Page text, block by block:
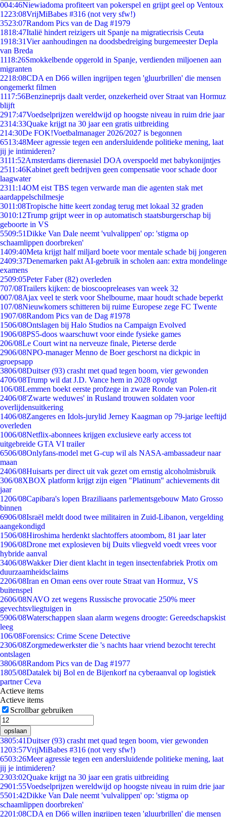
004:46Niewiadoma profiteert van pokerspel en grijpt geel op Ventoux
1223:08VrijMiBabes #316 (not very sfw!)
3523:07Random Pics van de Dag #1979
1818:47Italië hindert reizigers uit Spanje na migratiecrisis Ceuta
1918:31Vier aanhoudingen na doodsbedreiging burgemeester Depla
van Breda
1118:26Smokkelbende opgerold in Spanje, verdienden miljoenen aan
migranten
2218:08CDA en D66 willen ingrijpen tegen 'gluurbrillen' die mensen
ongemerkt filmen
1117:56Benzineprijs daalt verder, onzekerheid over Straat van Hormuz
blijft
2917:47Voedselprijzen wereldwijd op hoogste niveau in ruim drie jaar
2314:33Quake krijgt na 30 jaar een gratis uitbreiding
214:30De FOK!Voetbalmanager 2026/2027 is begonnen
6513:48Meer agressie tegen een andersluidende politieke mening, laat
jij je intimideren?
3111:52Amsterdams dierenasiel DOA overspoeld met babykonijntjes
2511:46Kabinet geeft bedrijven geen compensatie voor schade door
laagwater
2311:14OM eist TBS tegen verwarde man die agenten stak met
aardappelschilmesje
3011:08Tropische hitte keert zondag terug met lokaal 32 graden
3010:12Trump grijpt weer in op automatisch staatsburgerschap bij
geboorte in VS
5509:51Dikke Van Dale neemt 'vulvalippen' op: 'stigma op
schaamlippen doorbreken'
1409:40Meta krijgt half miljard boete voor mentale schade bij jongeren
2409:37Denemarken pakt AI-gebruik in scholen aan: extra mondelinge
examens
2509:05Peter Faber (82) overleden
707/08Trailers kijken: de bioscoopreleases van week 32
007/08Ajax veel te sterk voor Shelbourne, maar houdt schade beperkt
107/08Nieuwkomers schitteren bij ruime Europese zege FC Twente
1907/08Random Pics van de Dag #1978
1506/08Ontslagen bij Halo Studios na Campaign Evolved
1906/08PS5-doos waarschuwt voor einde fysieke games
206/08Le Court wint na nerveuze finale, Pieterse derde
2906/08NPO-manager Menno de Boer geschorst na dickpic in
groepsapp
3806/08Duitser (93) crasht met quad tegen boom, vier gewonden
4706/08Trump wil dat J.D. Vance hem in 2028 opvolgt
106/08Lemmen boekt eerste profzege in zware Ronde van Polen-rit
2406/08'Zwarte weduwes' in Rusland trouwen soldaten voor
overlijdensuitkering
1406/08Zangeres en Idols-jurylid Jerney Kaagman op 79-jarige leeftijd
overleden
1006/08Netflix-abonnees krijgen exclusieve early access tot
uitgebreide GTA VI trailer
6506/08Onlyfans-model met G-cup wil als NASA-ambassadeur naar
maan
2406/08Huisarts per direct uit vak gezet om ernstig alcoholmisbruik
306/08XBOX platform krijgt zijn eigen "Platinum" achievements dit
jaar
1206/08Capibara's lopen Braziliaans parlementsgebouw Mato Grosso
binnen
6906/08Israël meldt dood twee militairen in Zuid-Libanon, vergelding
aangekondigd
1506/08Hiroshima herdenkt slachtoffers atoombom, 81 jaar later
1906/08Drone met explosieven bij Duits vliegveld voedt vrees voor
hybride aanval
3406/08Wakker Dier dient klacht in tegen insectenfabriek Protix om
duurzaamheidsclaims
2206/08Iran en Oman eens over route Straat van Hormuz, VS
buitenspel
2606/08NAVO zet wegens Russische provocatie 250% meer
gevechtsvliegtuigen in
5906/08Waterschappen slaan alarm wegens droogte: Gereedschapskist
leeg
106/08Forensics: Crime Scene Detective
2306/08Zorgmedewerkster die 's nachts haar vriend bezocht terecht
ontslagen
3806/08Random Pics van de Dag #1977
1805/08Datalek bij Bol en de Bijenkorf na cyberaanval op logistiek
partner Ceva
Actieve items
Actieve items
Scrollbar gebruiken
opslaan
3805:41Duitser (93) crasht met quad tegen boom, vier gewonden
1203:57VrijMiBabes #316 (not very sfw!)
6503:26Meer agressie tegen een andersluidende politieke mening, laat
jij je intimideren?
2303:02Quake krijgt na 30 jaar een gratis uitbreiding
2901:55Voedselprijzen wereldwijd op hoogste niveau in ruim drie jaar
5501:42Dikke Van Dale neemt 'vulvalippen' op: 'stigma op
schaamlippen doorbreken'
2201:08CDA en D66 willen ingrijpen tegen 'gluurbrillen' die mensen